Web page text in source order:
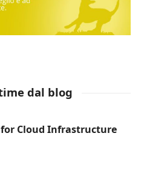
dal blog
for Cloud Infrastructure